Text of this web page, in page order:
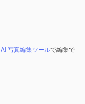
AI 写真編集ツールで編集で